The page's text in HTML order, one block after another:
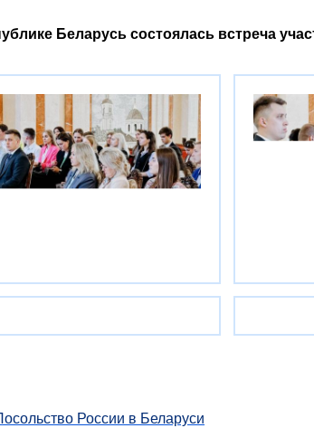
Беларусь состоялась встреча
России в Беларуси